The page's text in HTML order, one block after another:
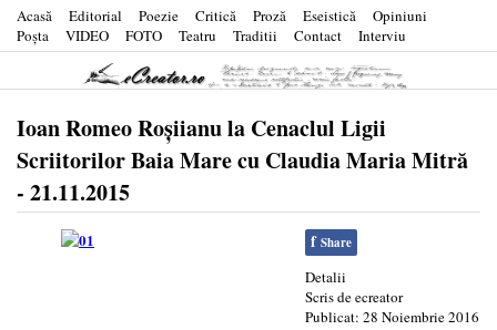
Acasă Editorial Poezie Critică Proză Eseistică
Opiniuni
Poşta
VIDEO FOTO Teatru Traditii Contact Interviu
Ioan Romeo Roşiianu la Cenaclul Ligii
Scriitorilor Baia Mare cu Claudia Maria Mitră
- 21.11.2015
f Share
Detalii
Scris deecreator
Publicat: 28 Noiembrie 2016